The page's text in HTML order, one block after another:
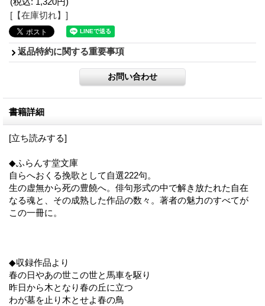
[【在庫切れ】]
返品特約に関する重要事項
書籍詳細
[立ち読みする]
◆ふらんす堂文庫
自らへおくる挽歌として自選222句。
生の虚無から死の豊饒へ。俳句形式の中で解き放たれた自在
なる魂と、その成熟した作品の数々。著者の魅力のすべてが
この一冊に。
◆収録作品より
春の日やあの世この世と馬車を駆り
昨日から木となり春の丘に立つ
わが墓を止り木とせよ春の鳥